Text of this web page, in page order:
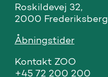
Roskildevej 32,
2000 Frederiksberg
Åbningstider
Kontakt ZOO
+45 72 200 200